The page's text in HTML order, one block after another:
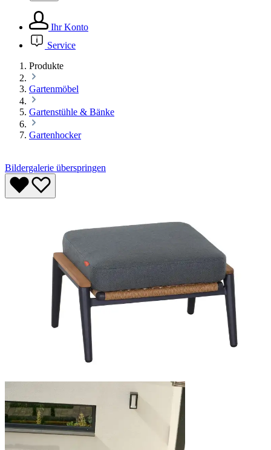
Ihr Konto
Service
Produkte
Gartenmöbel
Gartenstühle & Bänke
Gartenhocker
Bildergalerie überspringen